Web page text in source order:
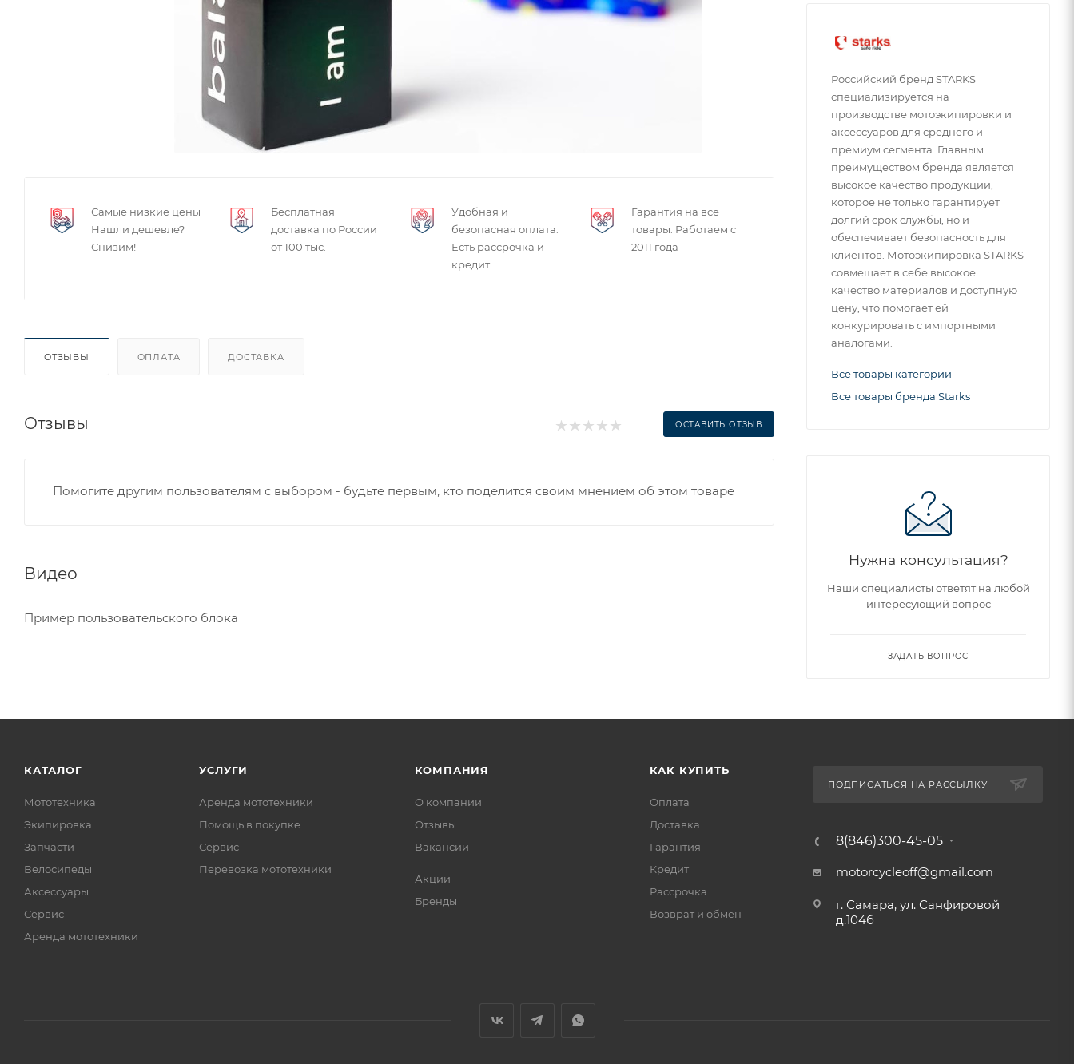
Самые низкие цены
Нашли дешевле?
Снизим!
Бесплатная
доставка по России
от 100 тыс.
Удобная и
безопасная оплата.
Есть рассрочка и
кредит
Гарантия на все
товары. Работаем с
2011 года
ОТЗЫВЫ ОПЛАТА ДОСТАВКА
Отзывы ОСТАВИТЬ ОТЗЫВ
Помогите другим пользователям с выбором - будьте первым, кто поделится своим мнением об этом товаре
Видео
Пример пользовательского блока
Российский бренд STARKS
специализируется на
производстве мотоэкипировки и
аксессуаров для среднего и
премиум сегмента. Главным
преимуществом бренда является
высокое качество продукции,
которое не только гарантирует
долгий срок службы, но и
обеспечивает безопасность для
клиентов. Мотоэкипировка STARKS
совмещает в себе высокое
качество материалов и доступную
цену, что помогает ей
конкурировать с импортными
аналогами.
Все товары категории
Все товары бренда Starks
Нужна консультация?
Наши специалисты ответят на любой
интересующий вопрос
ЗАДАТЬ ВОПРОС
КАТАЛОГ
Мототехника
Экипировка
Запчасти
Велосипеды
Аксессуары
Сервис
Аренда мототехники
УСЛУГИ
Аренда мототехники
Помощь в покупке
Сервис
Перевозка мототехники
КОМПАНИЯ
О компании
Отзывы
Вакансии
Акции
Бренды
КАК КУПИТЬ
Оплата
Доставка
Гарантия
Кредит
Рассрочка
Возврат и обмен
ПОДПИСАТЬСЯ НА РАССЫЛКУ
8(846)300-45-05
motorcycleoff@gmail.com
г. Самара, ул. Санфировой
д.104б